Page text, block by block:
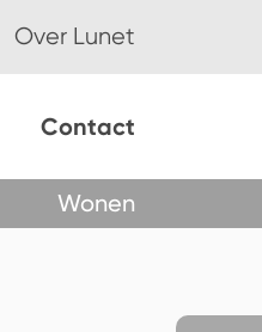
Over Lunet
Contact
Wonen